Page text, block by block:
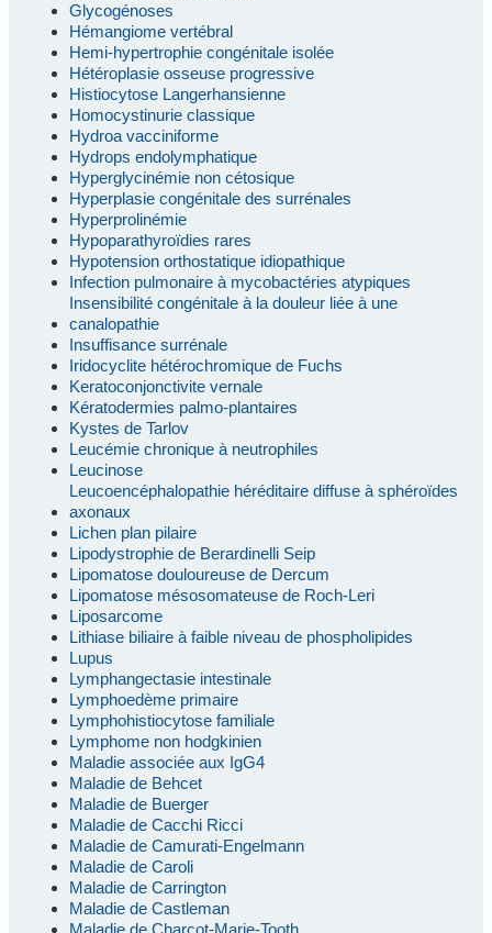
Glycogénoses
Hémangiome vertébral
Hemi-hypertrophie congénitale isolée
Hétéroplasie osseuse progressive
Histiocytose Langerhansienne
Homocystinurie classique
Hydroa vacciniforme
Hydrops endolymphatique
Hyperglycinémie non cétosique
Hyperplasie congénitale des surrénales
Hyperprolinémie
Hypoparathyroïdies rares
Hypotension orthostatique idiopathique
Infection pulmonaire à mycobactéries atypiques
Insensibilité congénitale à la douleur liée à une
canalopathie
Insuffisance surrénale
Iridocyclite hétérochromique de Fuchs
Keratoconjonctivite vernale
Kératodermies palmo-plantaires
Kystes de Tarlov
Leucémie chronique à neutrophiles
Leucinose
Leucoencéphalopathie héréditaire diffuse à sphéroïdes
axonaux
Lichen plan pilaire
Lipodystrophie de Berardinelli Seip
Lipomatose douloureuse de Dercum
Lipomatose mésosomateuse de Roch-Leri
Liposarcome
Lithiase biliaire à faible niveau de phospholipides
Lupus
Lymphangectasie intestinale
Lymphoedème primaire
Lymphohistiocytose familiale
Lymphome non hodgkinien
Maladie associée aux IgG4
Maladie de Behcet
Maladie de Buerger
Maladie de Cacchi Ricci
Maladie de Camurati-Engelmann
Maladie de Caroli
Maladie de Carrington
Maladie de Castleman
Maladie de Charcot-Marie-Tooth